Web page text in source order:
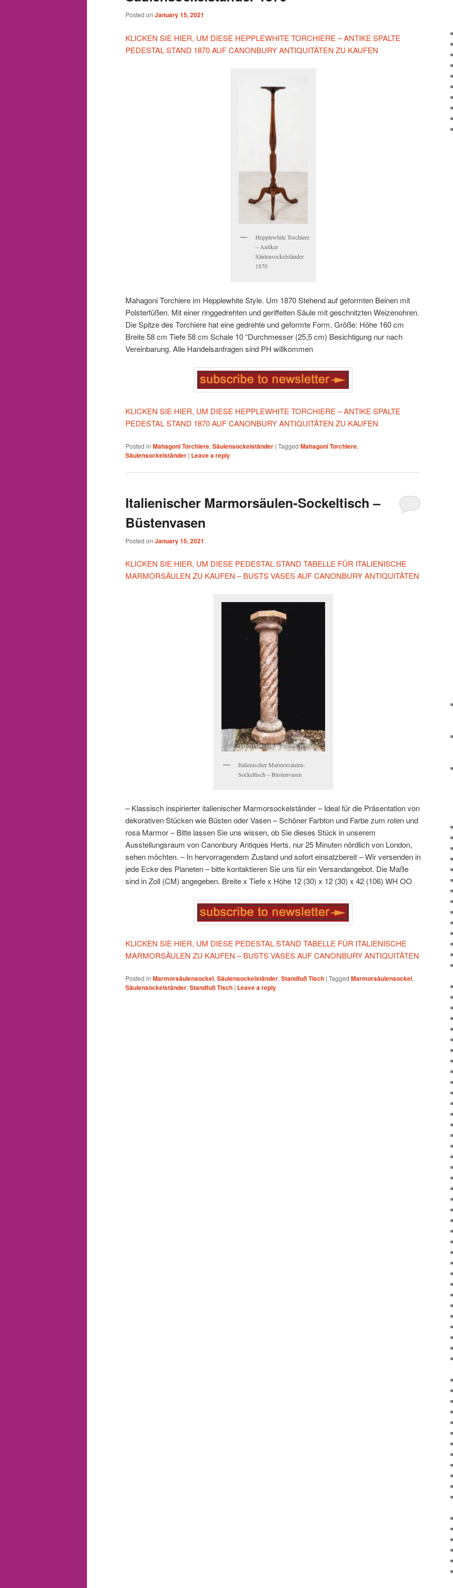
Posted on January 15, 2021
KLICKEN SIE HIER, UM DIESE HEPPLEWHITE TORCHIERE – ANTIKE SPALTE
PEDESTAL STAND 1870 AUF CANONBURY ANTIQUITÄTEN ZU KAUFEN
Hepplewhite Torchiere
– Antiker
Säulensockelständer
1870
Mahagoni Torchiere im Hepplewhite Style. Um 1870Stehend auf geformten Beinen mit
Polsterfüßen. Mit einer ringgedrehten und geriffelten Säule mit geschnitzten Weizenohren.
Die Spitze des Torchiere hat eine gedrehte und geformte Form. Größe: Höhe 160 cm
Breite 58 cm Tiefe 58 cm Schale 10 “Durchmesser (25,5 cm) Besichtigung nur nach
Vereinbarung. Alle Handelsanfragen sind PH willkommen
KLICKEN SIE HIER, UM DIESE HEPPLEWHITE TORCHIERE – ANTIKE SPALTE
PEDESTAL STAND 1870 AUF CANONBURY ANTIQUITÄTEN ZU KAUFEN
Posted in Mahagoni Torchiere, Säulensockelständer | Tagged Mahagoni Torchiere,
Säulensockelständer | Leave a reply
Italienischer Marmorsäulen-Sockeltisch –
Büstenvasen
Posted on January 15, 2021
KLICKEN SIE HIER, UM DIESE PEDESTAL STAND TABELLE FÜR ITALIENISCHE
MARMORSÄULEN ZU KAUFEN – BUSTS VASES AUF CANONBURY ANTIQUITÄTEN
Italienischer Marmorsäulen-
Sockeltisch – Büstenvasen
– Klassisch inspirierter italienischer Marmorsockelständer– Ideal für die Präsentation von
dekorativen Stücken wie Büsten oder Vasen– Schöner Farbton und Farbe zum roten und
rosa Marmor– Bitte lassen Sie uns wissen, ob Sie dieses Stück in unserem
Ausstellungsraum von Canonbury Antiques Herts, nur 25 Minuten nördlich von London,
sehen möchten. – In hervorragendem Zustand und sofort einsatzbereit– Wir versenden in
jede Ecke des Planeten – bitte kontaktieren Sie uns für ein Versandangebot. Die Maße
sind in Zoll (CM) angegeben. Breite x Tiefe x Höhe 12 (30) x 12 (30) x 42 (106) WH OO
KLICKEN SIE HIER, UM DIESE PEDESTAL STAND TABELLE FÜR ITALIENISCHE
MARMORSÄULEN ZU KAUFEN – BUSTS VASES AUF CANONBURY ANTIQUITÄTEN
Posted in Marmorsäulensockel, Säulensockelständer, Standfuß Tisch | Tagged Marmorsäulensockel,
Säulensockelständer, Standfuß Tisch | Leave a reply